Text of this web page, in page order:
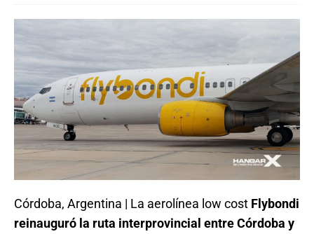
Córdoba, Argentina | La aerolínea low cost Flybondi
reinauguró la ruta interprovincial entre Córdoba y